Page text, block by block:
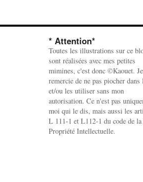
* Attention*
Toutes les illustrations sur ce
sont réalisées avec mes petites
mimines, c'est donc ©Kaouet.
remercie de ne pas piocher dans
et/ou les utiliser sans mon
autorisation. Ce n'est pas
moi qui le dis, mais aussi les
L 111-1 et L112-1 du code de la
Propriété Intellectuelle.